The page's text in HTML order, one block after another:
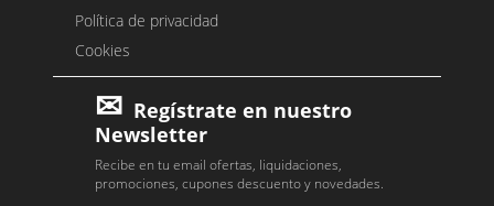
Política de privacidad
Cookies
Regístrate en nuestro
Newsletter
Recibe en tu email ofertas, liquidaciones,
promociones, cupones descuento y novedades.